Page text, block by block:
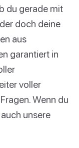
du gerade mit
doch deine
aus
garantiert in
voller
Wenn du
unsere